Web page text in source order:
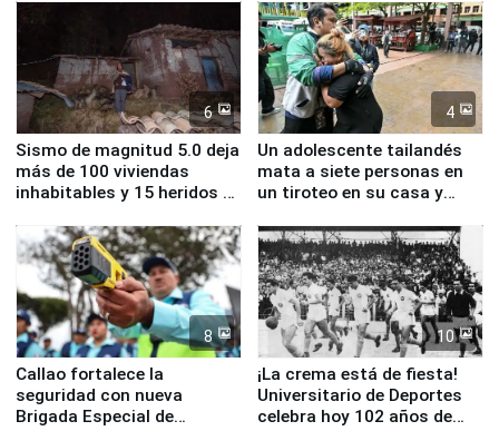
6
Sismo de magnitud 5.0 deja
más de 100 viviendas
inhabitables y 15 heridos en
4
Un adolescente tailandés
mata a siete personas en
un tiroteo en su casa y
8
Callao fortalece la
seguridad con nueva
Brigada Especial de
10
¡La crema está de fiesta!
Universitario de Deportes
celebra hoy 102 años de